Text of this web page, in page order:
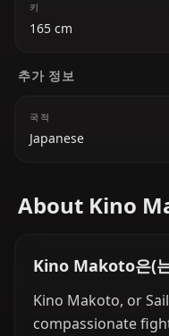
키
165 cm
추가 정보
국적
Japanese
About Kino
Kino Makoto은(
Kino Makoto, or
compassionate